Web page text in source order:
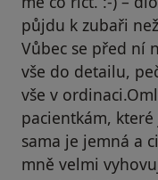
půjdu k zubaři
Vůbec se před ní
vše do detailu,
vše v
pacientkám,
sama je jemná a
mně velmi